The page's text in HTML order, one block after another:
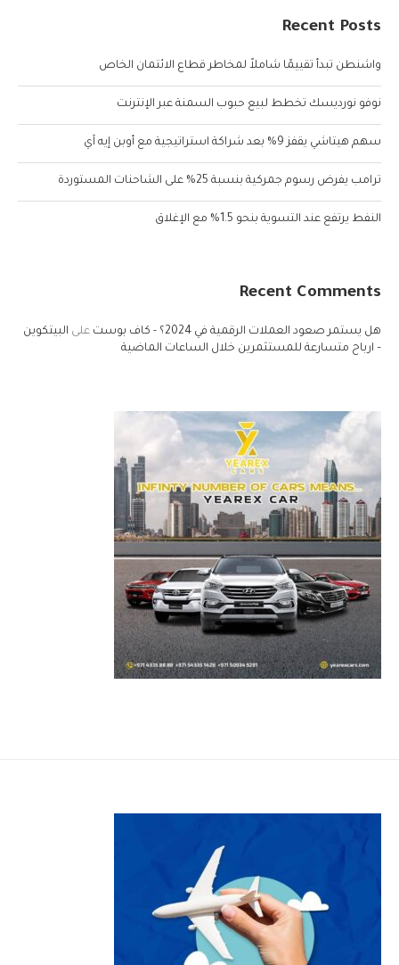
Recent Posts
واشنطن تبدأ تقييمًا شاملاً لمخاطر قطاع الائتمان الخاص
نوفو نورديسك تخطط لبيع حبوب السمنة عبر الإنترنت
سهم هيتاشي يقفز 9% بعد شراكة استراتيجية مع أوبن إيه آي
ترامب يفرض رسوم جمركية بنسبة 25% على الشاحنات المستوردة
النفط يرتفع عند التسوية بنحو 1.5% مع الإغلاق
Recent Comments
هل يستمر صعود العملات الرقمية في 2024؟ - كاف بوست على البيتكوين
– ارباح متسارعة للمستثمرين خلال الساعات الماضية